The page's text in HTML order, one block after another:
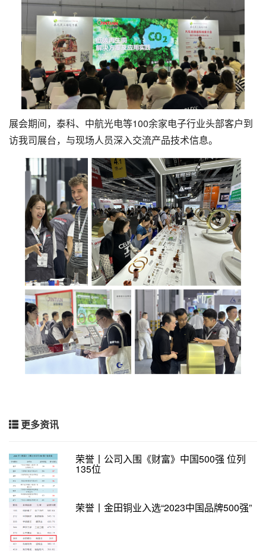
展会期间，泰科、中航光电等100余家电子行业头部客户到
访我司展台，与现场人员深入交流产品技术信息。
更多资讯
荣誉丨公司入围《财富》中国500强 位列
135位
荣誉丨金田铜业入选“2023中国品牌500强”